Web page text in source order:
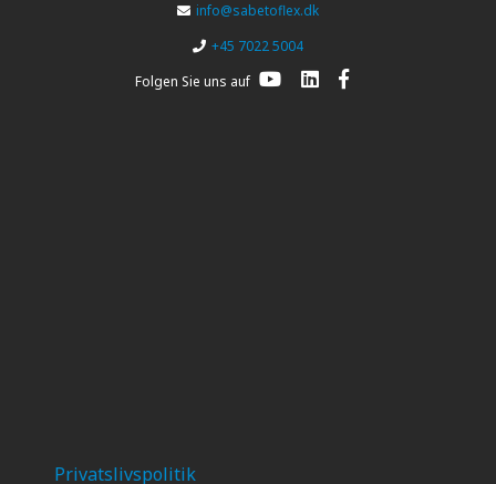
info@sabetoflex.dk
+45 7022 5004
Folgen Sie uns auf
Privatslivspolitik